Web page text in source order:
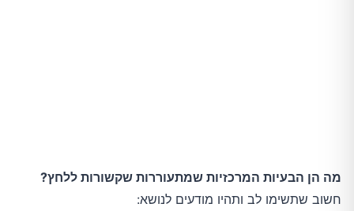
מה הן הבעיות המרכזיות שמתעוררות שקשורות ללחץ?
חשוב שתשימו לב ותהיו מודעים לנושא: